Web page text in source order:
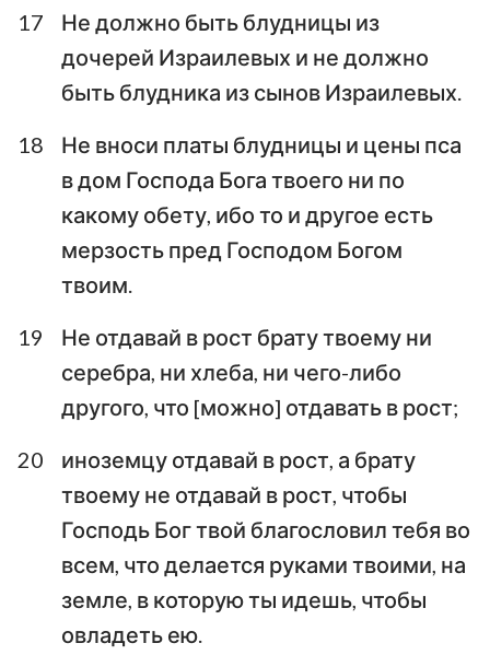
3 5
16 18 19 20
24
17
Не должно быть блудницы из
дочерей Израилевых и не должно
быть блудника из сынов Израилевых.
18
Не вноси платы блудницы и цены пса
в дом Господа Бога твоего ни по
какому обету, ибо то и другое есть
мерзость пред Господом Богом
твоим.
19
Не отдавай в рост брату твоему ни
серебра, ни хлеба, ни чего-либо
другого, что [можно] отдавать в рост;
20
иноземцу отдавай в рост, а брату
твоему не отдавай в рост, чтобы
Господь Бог твой благословил тебя во
всем, что делается руками твоими, на
земле, в которую ты идешь, чтобы
овладеть ею.